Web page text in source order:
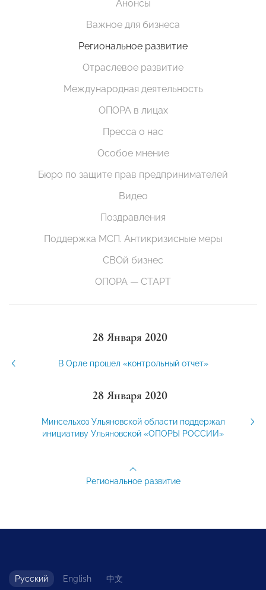
Анонсы
Важное для бизнеса
Региональное развитие
Отраслевое развитие
Международная деятельность
ОПОРА в лицах
Пресса о нас
Особое мнение
Бюро по защите прав предпринимателей
Видео
Поздравления
Поддержка МСП. Антикризисные меры
СВОй бизнес
ОПОРА — СТАРТ
28 Января 2020
В Орле прошел «контрольный отчет»
28 Января 2020
Минсельхоз Ульяновской области поддержал
инициативу Ульяновской «ОПОРЫ РОССИИ»
Региональное развитие
Русский English 中文